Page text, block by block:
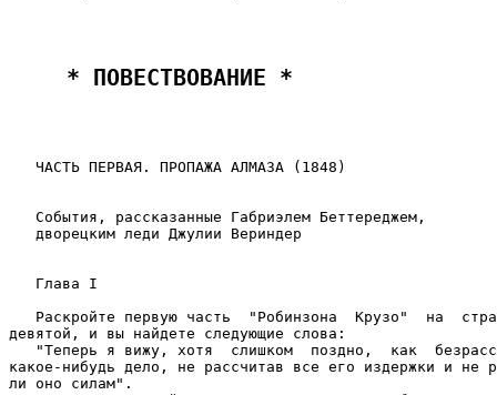
* ПОВЕСТВОВАНИЕ *